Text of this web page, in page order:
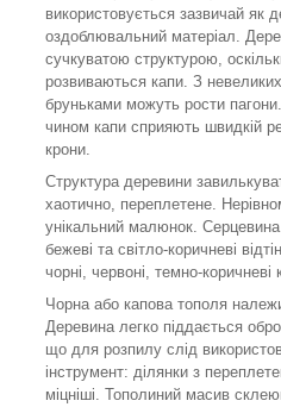
використовується зазвичай як
оздоблювальний матеріал.
сучкуватою структурою,
розвиваються капи. З
бруньками можуть рости
чином капи сприяють швидкій
крони.
Структура деревини
хаотично, переплетене.
унікальний малюнок.
бежеві та світло-коричневі
чорні, червоні, темно-коричневі
Чорна або капова тополя
Деревина легко піддається
що для розпилу слід
інструмент: ділянки з
міцніші. Тополиний масив